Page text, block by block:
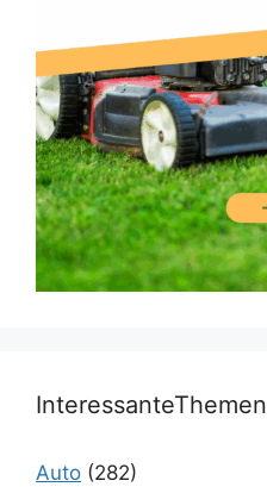
InteressanteThemen
Auto (282)